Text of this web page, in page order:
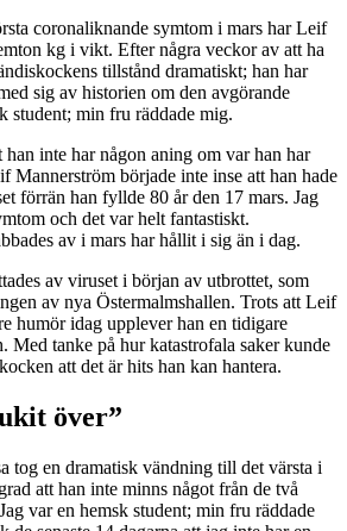
coronaliknande symtom i mars har Leif
kg i vikt. Efter några veckor av att ha
tillstånd dramatiskt; han har
sig av historien om den avgörande
student; min fru räddade mig.
inte har någon aning om var han har
Mannerström började inte inse att han hade
förrän han fyllde 80 år den 17 mars. Jag
och det var helt fantastiskt.
av i mars har hållit i sig än i dag.
av viruset i början av utbrottet, som
av nya Östermalmshallen. Trots att Leif
humör idag upplever han en tidigare
Med tanke på hur katastrofala saker kunde
att det är hits han kan hantera.
över”
tog en dramatisk vändning till det värsta i
att han inte minns något från de två
var en hemsk student; min fru räddade